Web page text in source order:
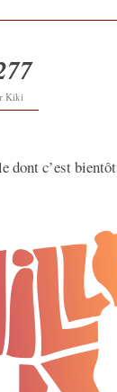
Kiki
c’est